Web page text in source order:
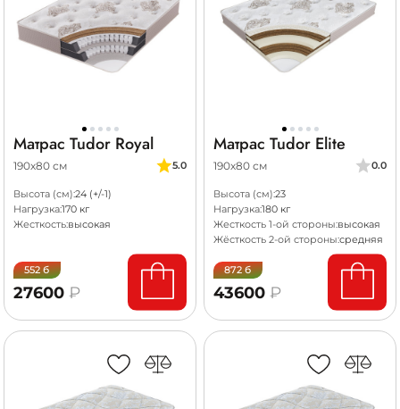
Матрас Tudor Royal
190х80 см 5.0
Высота (см):24 (+/-1)
Нагрузка:170 кг
Жесткость:высокая
552 б
27600₽
Матрас Tudor Elite
190х80 см 0.0
Высота (см):23
Нагрузка:180 кг
Жесткость 1-ой стороны:высокая
Жёсткость 2-ой стороны:средняя
872 б
43600₽